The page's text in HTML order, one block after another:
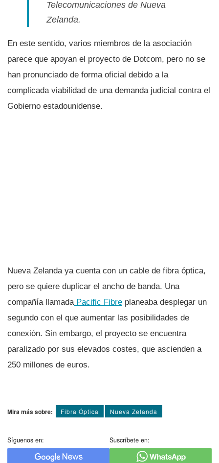
Telecomunicaciones de Nueva
Zelanda.
En este sentido, varios miembros de la asociación
parece que apoyan el proyecto de Dotcom, pero no se
han pronunciado de forma oficial debido a la
complicada viabilidad de una demanda judicial contra el
Gobierno estadounidense.
Nueva Zelanda ya cuenta con un cable de fibra óptica,
pero se quiere duplicar el ancho de banda. Una
compañí­a llamada Pacific Fibre planeaba desplegar un
segundo con el que aumentar las posibilidades de
conexión. Sin embargo, el proyecto se encuentra
paralizado por sus elevados costes, que ascienden a
250 millones de euros.
Mira más sobre: Fibra Óptica Nueva Zelanda
Síguenos en: Suscríbete en: